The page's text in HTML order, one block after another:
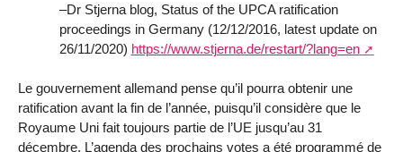
–Dr Stjerna blog, Status of the UPCA ratification
proceedings in Germany (12/12/2016, latest update on
26/11/2020) https://www.stjerna.de/restart/?lang=en
Le gouvernement allemand pense qu’il pourra obtenir une
ratification avant la fin de l’année, puisqu’il considère que le
Royaume Uni fait toujours partie de l’UE jusqu’au 31
décembre. L’agenda des prochains votes a été programmé de